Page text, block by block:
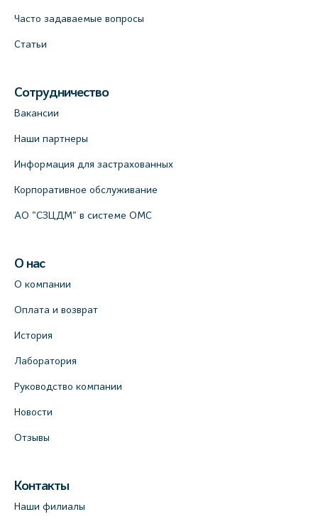
Часто задаваемые вопросы
Статьи
Сотрудничество
Вакансии
Наши партнеры
Информация для застрахованных
Корпоративное обслуживание
АО "СЗЦДМ" в системе ОМС
О нас
О компании
Оплата и возврат
История
Лаборатория
Руководство компании
Новости
Отзывы
Контакты
Наши филиалы